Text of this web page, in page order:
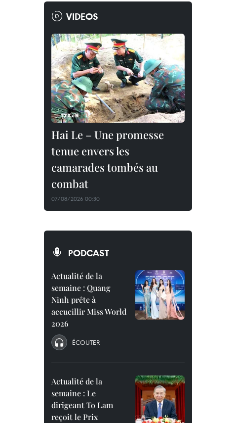
VIDEOS
Hai Le – Une promesse
tenue envers les
camarades tombés au
combat
07/08/2026 00:30
PODCAST
Actualité de la
semaine : Quang
Ninh prête à
accueillir Miss World
2026
ÉCOUTER
Actualité de la
semaine : Le
dirigeant To Lam
reçoit le Prix